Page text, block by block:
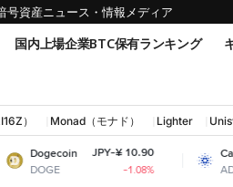
号資産ニュース・情報メディア
国内上場企業BTC保有ランキング
） Monad（モナド） Lighter
JPY-¥ 10.90
-1.08%
Cardano
ADA
JPY-